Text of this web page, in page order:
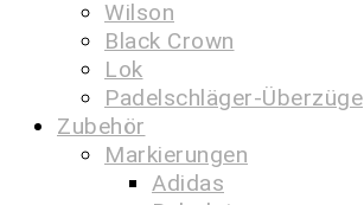
Wilson
Black Crown
Lok
Padelschläger-Überzüge
Zubehör
Markierungen
Adidas